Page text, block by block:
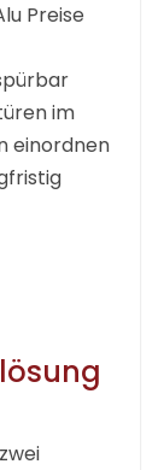
Preise
im
einordnen